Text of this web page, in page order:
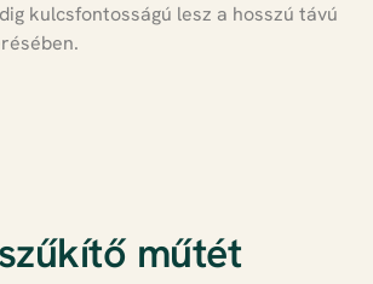
kulcsfontosságú lesz a hosszú távú
műtét